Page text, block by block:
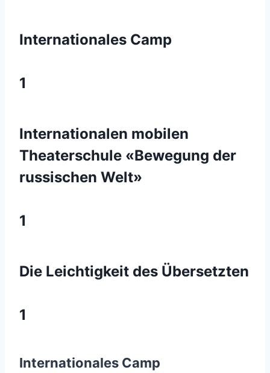
Internationales Camp
1
Internationalen mobilen
Theaterschule «Bewegung der
russischen Welt»
1
Die Leichtigkeit des Übersetzten
1
Internationales Camp